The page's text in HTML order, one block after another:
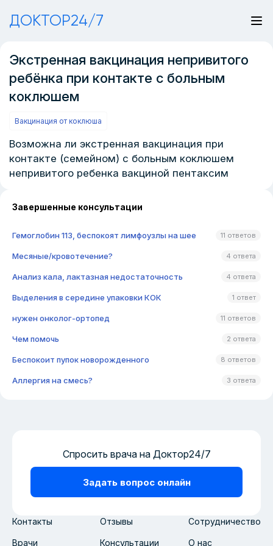
ДОКТОР24/7
Экстренная вакцинация непривитого
ребёнка при контакте с больным
коклюшем
Вакцинация от коклюша
Возможна ли экстренная вакцинация при
контакте (семейном) с больным коклюшем
непривитого ребенка вакциной пентаксим
Завершенные консультации
Гемоглобин 113, беспокоят лимфоузлы на шее 11 ответов
Месяные/кровотечение? 4 ответа
Анализ кала, лактазная недостаточность 4 ответа
Выделения в середине упаковки КОК 1 ответ
нужен онколог-ортопед 11 ответов
Чем помочь 2 ответа
Беспокоит пупок новорожденного 8 ответов
Аллергия на смесь? 3 ответа
Контакты Отзывы Сотрудничество
Врачи Консультации О нас
Спросить врача на Доктор24/7
Задать вопрос онлайн